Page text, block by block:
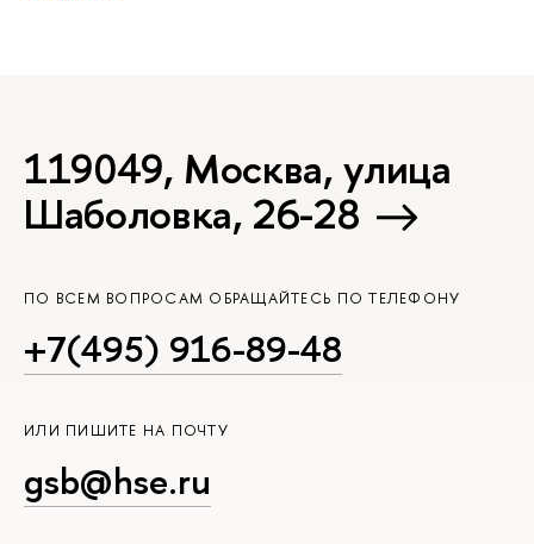
119049, Москва, улица
Шаболовка, 26-28
ПО ВСЕМ ВОПРОСАМ ОБРАЩАЙТЕСЬ ПО ТЕЛЕФОНУ
+7(495) 916-89-48
ИЛИ ПИШИТЕ НА ПОЧТУ
gsb@hse.ru